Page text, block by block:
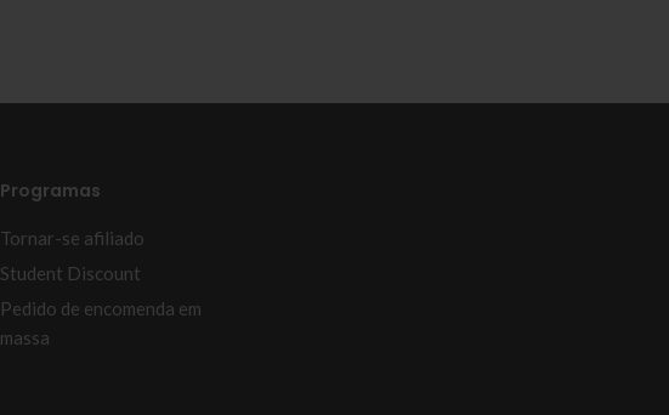
Programas
Tornar-se afiliado
Student Discount
Pedido de encomenda em
massa